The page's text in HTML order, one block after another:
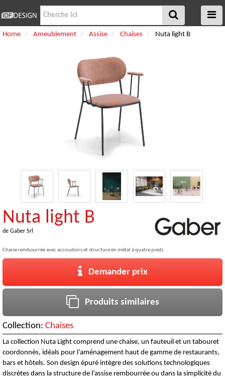
Home Ameublement Assise Chaises Nuta light B
Nuta light B
de Gaber Srl
Chaise rembourrée avec accoudoirs et structure en métal à quatre pieds
Demander prix
Produits similaires
Collection: Chaises
La collection Nuta Light comprend une chaise, un fauteuil et un tabouret
coordonnés, idéals pour l’aménagement haut de gamme de restaurants,
bars et hôtels. Son design épuré intègre des solutions technologiques
discrètes dans la structure de l’assise rembourrée ou dans la simplicité du